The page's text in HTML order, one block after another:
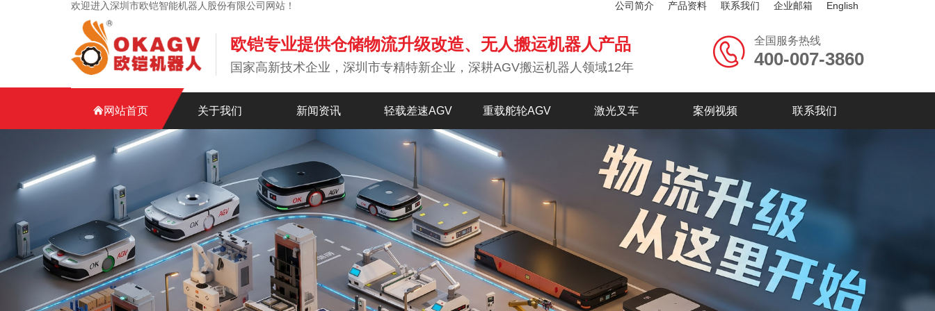
欢迎进入深圳市欧铠智能机器人股份有限公司网站！ 公司简介 产品资料 联系我们 企业邮箱 English
欧铠专业提供仓储物流升级改造、无人搬运机器人产品
国家高新技术企业，深圳市专精特新企业，深耕AGV搬运机器人领域12年
全国服务热线
400-007-3860
网站首页 关于我们 新闻资讯 轻载差速AGV 重载舵轮AGV 激光叉车 案例视频 联系我们